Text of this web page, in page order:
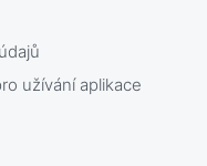
užívání aplikace